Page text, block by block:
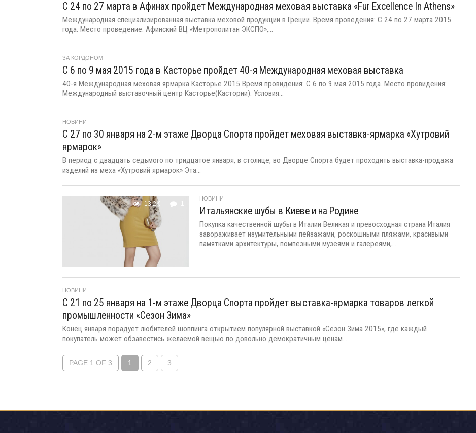
C 24 по 27 марта в Афинах пройдет Международная меховая выставка «Fur Excellence In Athens»
Международная специализированная выставка меховой продукции в Греции. Время проведения: С 24 по 27 марта 2015
года. Место проведение: Афинский ВЦ «Метрополитан ЭКСПО»,...
ЗА КОРДОНОМ
С 6 по 9 мая 2015 года в Касторье пройдет 40-я Международная меховая выставка
40-я Международная меховая ярмарка Касторье 2015 Время провидения: С 6 по 9 мая 2015 года. Место провидения:
Международный выставочный центр Касторье(Кастории). Условия...
НОВИНИ
С 27 по 30 января на 2-м этаже Дворца Спорта пройдет меховая выставка-ярмарка «Хутровий
ярмарок»
В период с двадцать седьмого по тридцатое января, в столице, во Дворце Спорта будет проходить выставка-продажа
изделий из меха «Хутровий ярмарок» Эта...
13.2K 1
НОВИНИ
Итальянские шубы в Киеве и на Родине
Покупка качественной шубы в Италии Великая и превосходная страна Италия
завораживает изумительными пейзажами, роскошными пляжами, красивыми
памятками архитектуры, помпезными музеями и галереями,...
НОВИНИ
C 21 по 25 января на 1-м этаже Дворца Спорта пройдет выставка-ярмарка товаров легкой
промышленности «Сезон Зима»
Конец января порадует любителей шоппинга открытием популярной выставкой «Сезон Зима 2015», где каждый
покупатель может обзавестись желаемой вещью по довольно демократичным ценам....
PAGE 1 OF 3 1 2 3